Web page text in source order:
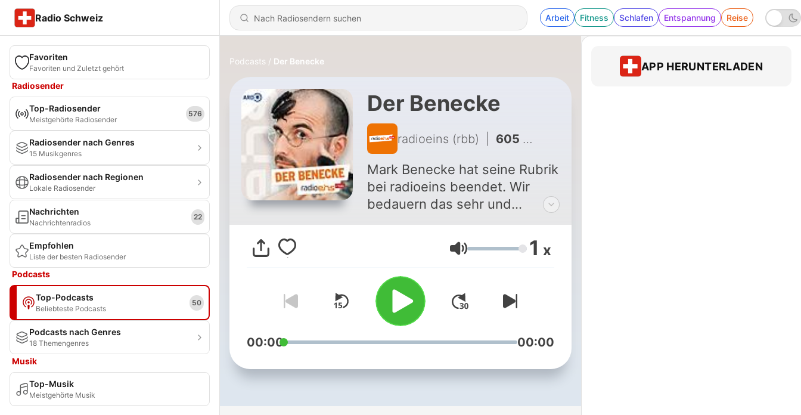
Radio Schweiz Arbeit Fitness Schlafen Entspannung Reise
Favoriten
Favoriten und Zuletzt gehört
Radiosender
Top-Radiosender
Meistgehörte Radiosender
576
Radiosender nach Genres
15 Musikgenres
Radiosender nach Regionen
Lokale Radiosender
Nachrichten
Nachrichtenradios
22
Empfohlen
Liste der besten Radiosender
Podcasts
Top-Podcasts
Beliebteste Podcasts
50
Podcasts nach Genres
18 Themengenres
Musik
Top-Musik
Meistgehörte Musik
Podcasts Der Benecke
Der Benecke
radioeins (rbb) 605 - Say Hello, Wave Goodbye
Mark Benecke hat seine Rubrik
bei radioeins beendet. Wir
bedauern das sehr und
bedanken uns sehr herzlich
bei ihm für 25 Jahre "Der
Benecke" – für Expertise,
Unterhaltung und bleibende
Radiomomente. Die Podcasts
sind weiterhin im Archiv auf
radioeins und ARD-Audiothek
zu hören. Er ist Vorsitzender
Gesellschaft. Er ist Mitglied
Lautstärke 1 x
00:00 00:00
APP HERUNTERLADEN